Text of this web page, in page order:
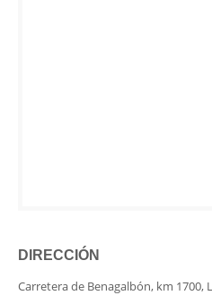
DIRECCIÓN
Carretera de Benagalbón, km 1700,